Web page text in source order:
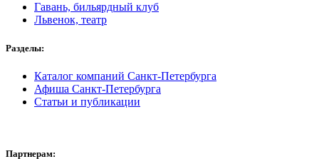
Гавань, бильярдный клуб
Львенок, театр
Разделы:
Каталог компаний Санкт-Петербурга
Афиша Санкт-Петербурга
Статьи и публикации
Партнерам: